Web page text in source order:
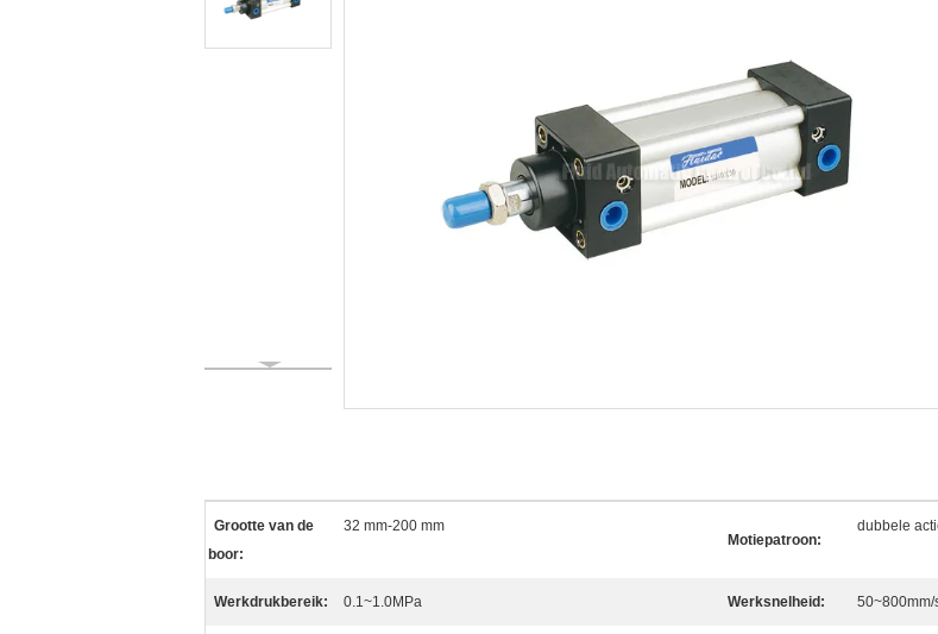
Grootte van de
boor:
32 mm-200 mm
Motiepatroon:
dubbele
Werkdrukbereik: 0.1~1.0MPa Werksnelheid: 50~800mm/